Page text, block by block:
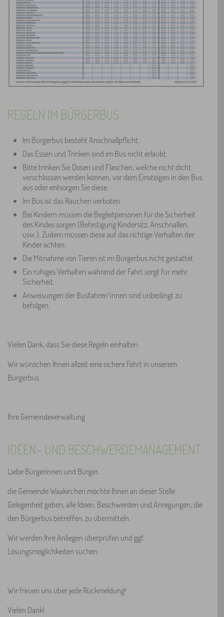
REGELN IM BÜRGERBUS
Im Bürgerbus besteht Anschnallpflicht.
Das Essen und Trinken sind im Bus nicht erlaubt.
Bitte trinken Sie Dosen und Flaschen, welche nicht dicht
verschlossen werden können, vor dem Einsteigen in den Bus
aus oder entsorgen Sie diese.
Im Bus ist das Rauchen verboten.
Bei Kindern müssen die Begleitpersonen für die Sicherheit
des Kindes sorgen (Befestigung Kindersitz, Anschnallen,
usw.). Zudem müssen diese auf das richtige Verhalten der
Kinder achten.
Die Mitnahme von Tieren ist im Bürgerbus nicht gestattet.
Ein ruhiges Verhalten während der Fahrt sorgt für mehr
Sicherheit.
Anweisungen der Busfahrer/innen sind unbedingt zu
befolgen.
Vielen Dank, dass Sie diese Regeln einhalten.
Wir wünschen Ihnen allzeit eine sichere Fahrt in unserem
Bürgerbus.
Ihre Gemeindeverwaltung
IDEEN- UND BESCHWERDEMANAGEMENT
Liebe Bürgerinnen und Bürger,
die Gemeinde Waakirchen möchte Ihnen an dieser Stelle
Gelegenheit geben, alle Ideen, Beschwerden und Anregungen, die
den Bürgerbus betreffen, zu übermitteln.
Wir werden Ihre Anliegen überprüfen und ggf.
Lösungsmöglichkeiten suchen.
Wir freuen uns über jede Rückmeldung!
Vielen Dank!